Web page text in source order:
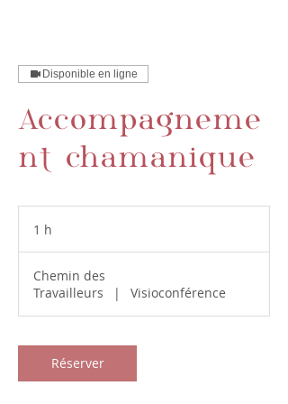
Disponible en ligne
Accompagneme
nt chamanique
1 h
Chemin des
Travailleurs
| Visioconférence
Réserver